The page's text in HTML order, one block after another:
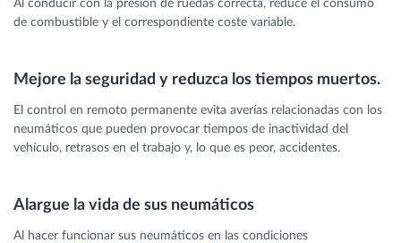
Al conducir con la presión de ruedas correcta, reduce el consumo
de combustible y el correspondiente coste variable.
Mejore la seguridad y reduzca los tiempos muertos.
El control en remoto permanente evita averías relacionadas con los
neumáticos que pueden provocar tiempos de inactividad del
vehículo, retrasos en el trabajo y, lo que es peor, accidentes.
Alargue la vida de sus neumáticos
Al hacer funcionar sus neumáticos en las condiciones